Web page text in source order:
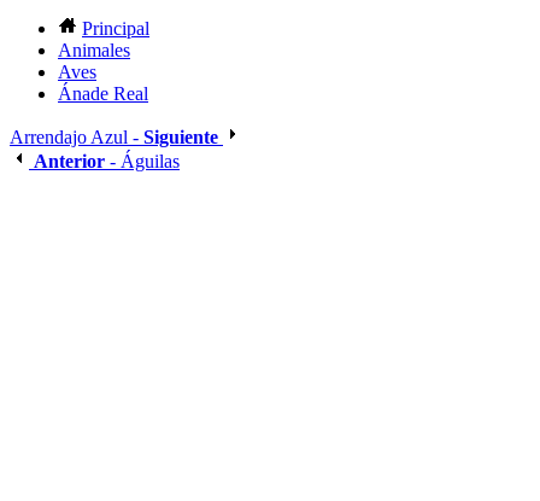
Principal
Animales
Aves
Ánade Real
Arrendajo Azul - Siguiente
Anterior - Águilas